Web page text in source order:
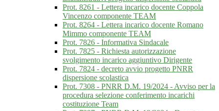
Prot. 8261 - Lettera incarico docente Coppola
Vincenzo componente TEAM
Prot. 8264 - Lettera incarico docente Romano
Mimmo componente TEAM
Prot. 7826 - Informativa Sindacale
Prot. 7825 - Richiesta autorizzazione
svolgimento incarico aggiuntivo Dirigente
Prot. 7824 - decreto avvio progetto PNRR
dispersione scolastica
Prot. 7308 - PNRR D.M. 19/2024 - Avviso per la
procedura selezione conferimento incarichi
costituzione Team